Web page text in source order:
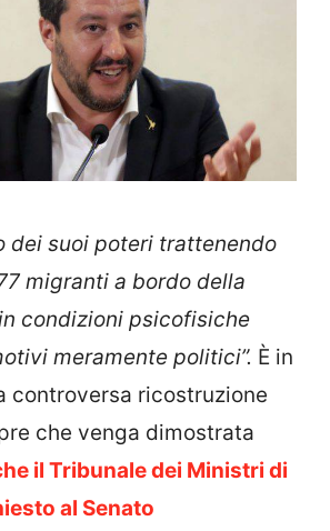
dei suoi poteri trattenendo
migranti a bordo della
condizioni psicofisiche
meramente politici”. È in
controversa ricostruzione
che venga dimostrata
il Tribunale dei Ministri di
al Senato